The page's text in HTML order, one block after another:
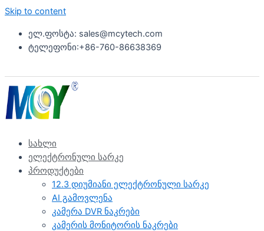
Skip to content
ელ.ფოსტა: sales@mcytech.com
ტელეფონი:+86-760-86638369
სახლი
ელექტრონული სარკე
პროდუქტები
12.3 დიუმიანი ელექტრონული სარკე
AI გამოვლენა
კამერა DVR ნაკრები
კამერის მონიტორის ნაკრები